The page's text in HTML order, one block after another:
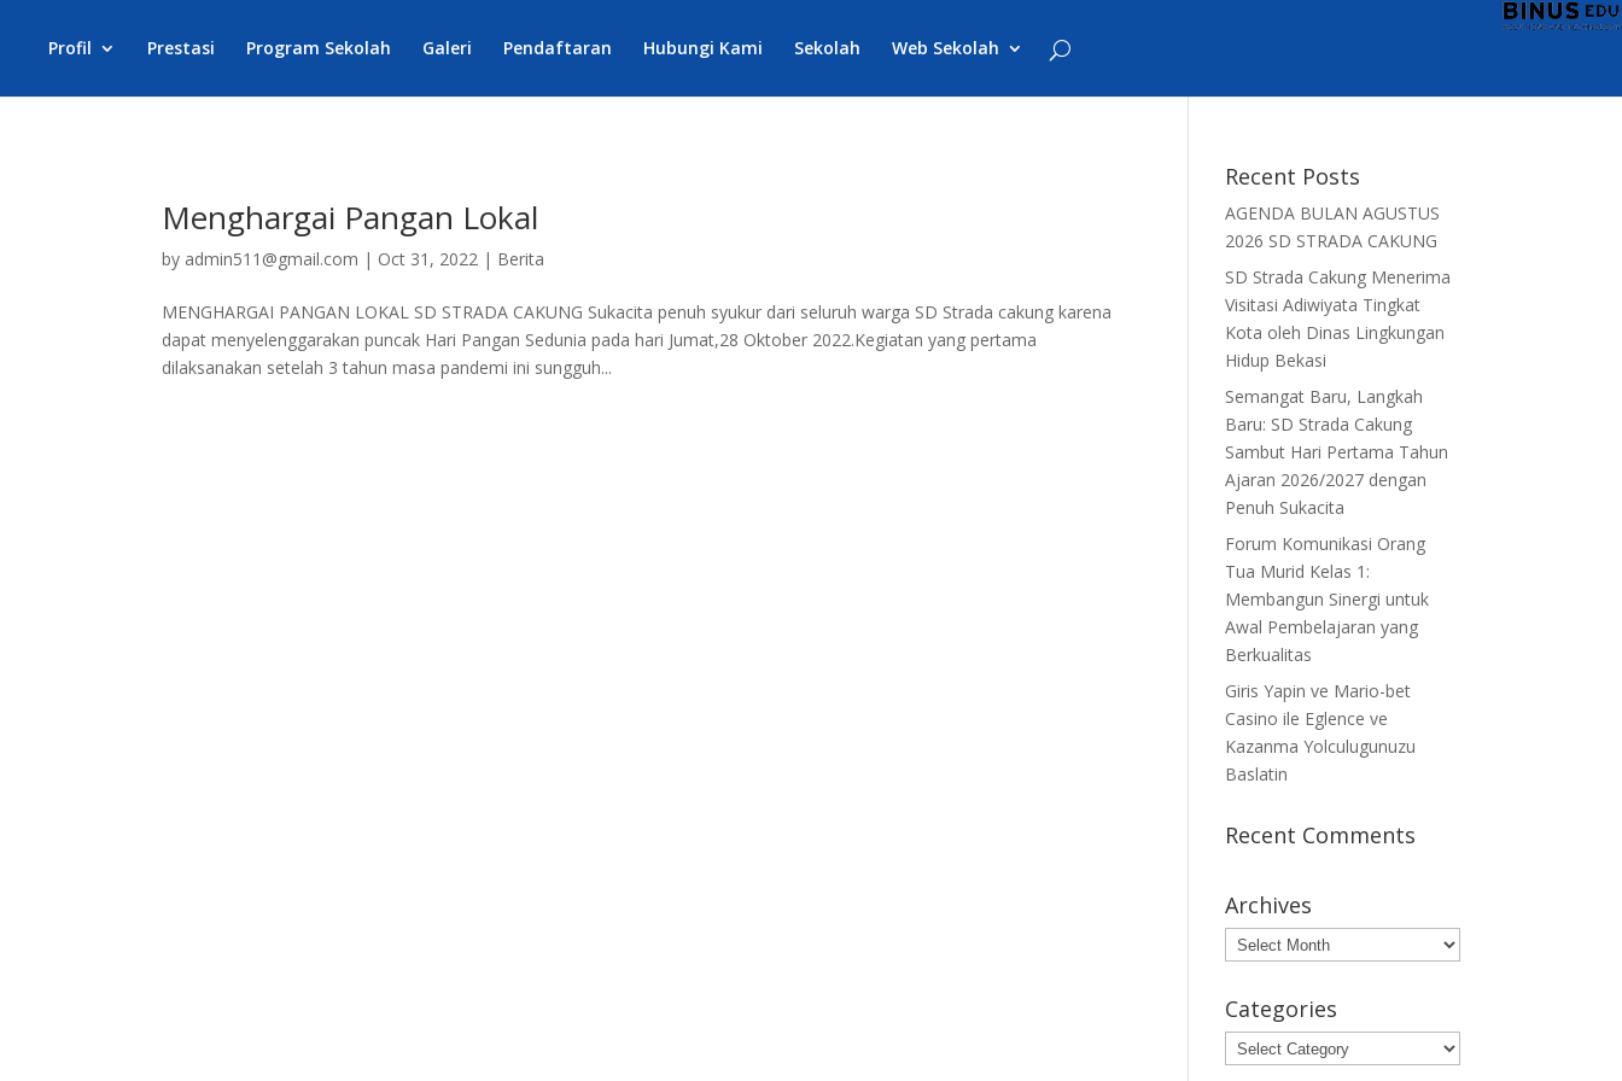
Profil Prestasi Program Sekolah Galeri Pendaftaran Hubungi Kami Sekolah Web Sekolah
Menghargai Pangan Lokal
by admin511@gmail.com | Oct 31, 2022 | Berita
MENGHARGAI PANGAN LOKAL SD STRADA CAKUNG Sukacita penuh syukur dari seluruh warga SD Strada cakung karena
dapat menyelenggarakan puncak Hari Pangan Sedunia pada hari Jumat,28 Oktober 2022.Kegiatan yang pertama
dilaksanakan setelah 3 tahun masa pandemi ini sungguh...
Recent Posts
AGENDA BULAN AGUSTUS
2026 SD STRADA CAKUNG
SD Strada Cakung Menerima
Visitasi Adiwiyata Tingkat
Kota oleh Dinas Lingkungan
Hidup Bekasi
Semangat Baru, Langkah
Baru: SD Strada Cakung
Sambut Hari Pertama Tahun
Ajaran 2026/2027 dengan
Penuh Sukacita
Forum Komunikasi Orang
Tua Murid Kelas 1:
Membangun Sinergi untuk
Awal Pembelajaran yang
Berkualitas
Giris Yapin ve Mario-bet
Casino ile Eglence ve
Kazanma Yolculugunuzu
Baslatin
Recent Comments
Archives
Archives
Categories
Categories